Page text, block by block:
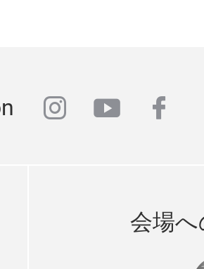
instagram
youtube
会場